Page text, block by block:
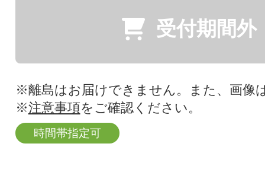
受付期間外
※離島はお届けできません。また、画像
※注意事項をご確認ください。
時間帯指定可